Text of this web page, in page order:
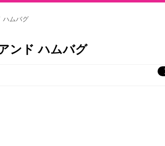
ハムバグ
ンド ハムバグ